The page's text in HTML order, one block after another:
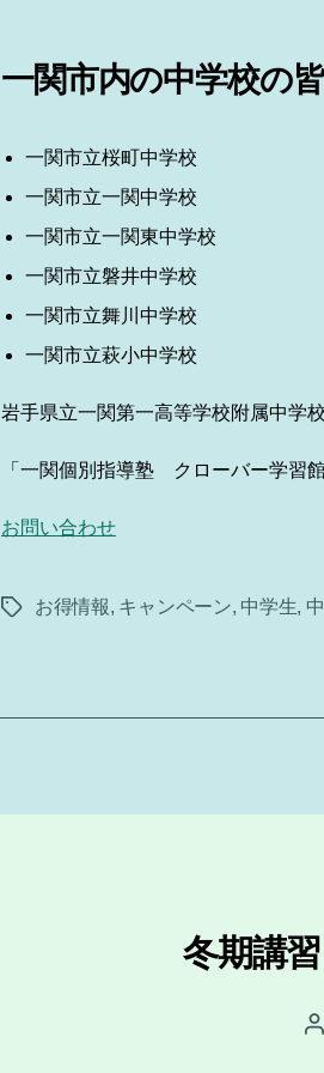
一関市内の中学校の
一関市立桜町中学校
一関市立一関中学校
一関市立一関東中学校
一関市立磐井中学校
一関市立舞川中学校
一関市立萩小中学校
岩手県立一関第一高等学校附属中学校
「一関個別指導塾 クローバー学習
お問い合わせ
タ
お得情報, キャンペーン, 中学生,
冬期講
投